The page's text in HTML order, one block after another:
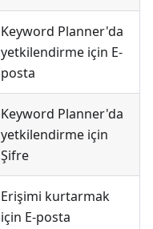
Keyword Planner'da
yetkilendirme için E-
posta
Keyword Planner'da
yetkilendirme için
Şifre
Erişimi kurtarmak
için E-posta